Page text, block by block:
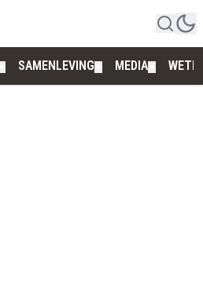
SAMENLEVING MEDIA